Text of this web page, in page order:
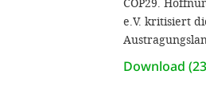
e.V. kritisiert
Download